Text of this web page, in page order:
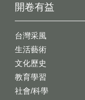
開卷有益
台灣采風
生活藝術
文化歷史
教育學習
社會/科學